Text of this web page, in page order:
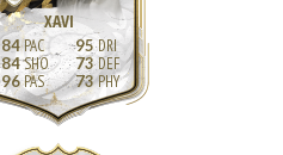
XAVI
84
84
96
95
73
73